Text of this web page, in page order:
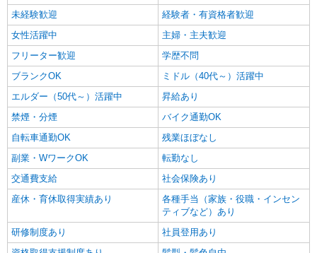
未経験歓迎
経験者・有資格者歓迎
女性活躍中
主婦・主夫歓迎
フリーター歓迎
学歴不問
ブランクOK
ミドル（40代～）活躍中
エルダー（50代～）活躍中
昇給あり
禁煙・分煙
バイク通勤OK
自転車通勤OK
残業ほぼなし
副業・WワークOK
転勤なし
交通費支給
社会保険あり
産休・育休取得実績あり
各種手当（家族・役職・インセン
ティブなど）あり
研修制度あり
社員登用あり